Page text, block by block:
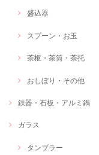
盛込器
スプーン・お玉
茶枢・茶筒・茶托
おしぼり・その他
鉄器・石板・アルミ鍋
ガラス
タンブラー